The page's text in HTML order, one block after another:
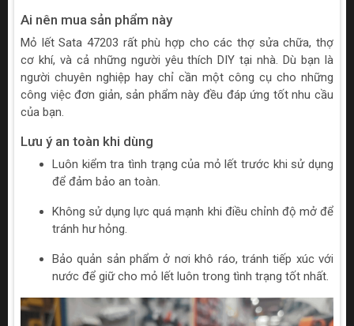
Ai nên mua sản phẩm này
Mỏ lết Sata 47203 rất phù hợp cho các thợ sửa chữa, thợ
cơ khí, và cả những người yêu thích DIY tại nhà. Dù bạn là
người chuyên nghiệp hay chỉ cần một công cụ cho những
công việc đơn giản, sản phẩm này đều đáp ứng tốt nhu cầu
của bạn.
Lưu ý an toàn khi dùng
Luôn kiểm tra tình trạng của mỏ lết trước khi sử dụng
để đảm bảo an toàn.
Không sử dụng lực quá mạnh khi điều chỉnh độ mở để
tránh hư hỏng.
Bảo quản sản phẩm ở nơi khô ráo, tránh tiếp xúc với
nước để giữ cho mỏ lết luôn trong tình trạng tốt nhất.